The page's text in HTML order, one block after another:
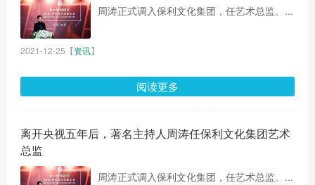
周涛正式调入保利文化集团，任艺术总监。...
2021-12-25 【资讯】
阅读更多
离开央视五年后，著名主持人周涛任保利文化集团艺术
总监
周涛正式调入保利文化集团，任艺术总监。...